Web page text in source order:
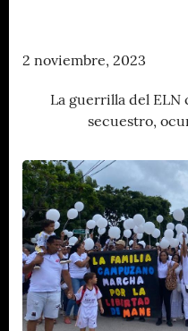
2 noviembre, 2023
La guerrilla del ELN
secuestro,